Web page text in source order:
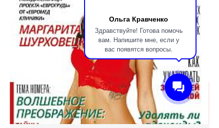
Ольга Кравченко
Здравствуйте! Готова помочь
вам. Напишите мне, если у
вас появятся вопросы.